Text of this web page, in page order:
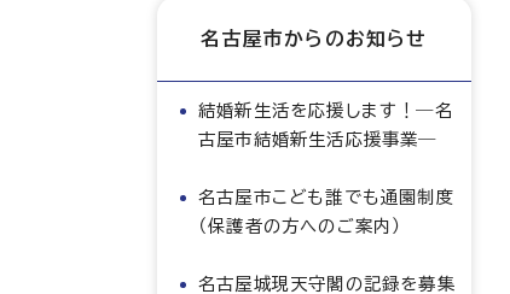
名古屋市からのお知らせ
結婚新生活を応援します！―名
古屋市結婚新生活応援事業―
名古屋市こども誰でも通園制度
（保護者の方へのご案内）
名古屋城現天守閣の記録を募集